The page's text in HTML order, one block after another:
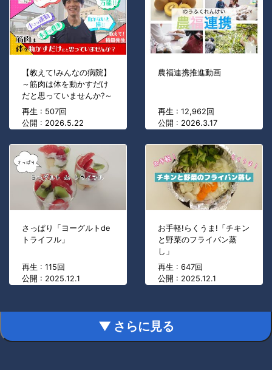
【教えて!みんなの病院】
～筋肉は体を動かすだけ
だと思っていませんか?～
再生 : 507回
公開 : 2026.5.22
農福連携推進動画
再生 : 12,962回
公開 : 2026.3.17
さっぱり「ヨーグルトde
トライフル」
再生 : 115回
公開 : 2025.12.1
お手軽!らくうま!「チキン
と野菜のフライパン蒸
し」
再生 : 647回
公開 : 2025.12.1
▼ さらに見る